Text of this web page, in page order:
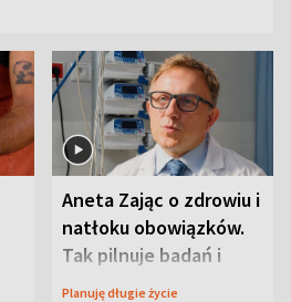
Aneta Zając o zdrowiu i
natłoku obowiązków.
Tak pilnuje badań i
wizyt
Planuję długie życie